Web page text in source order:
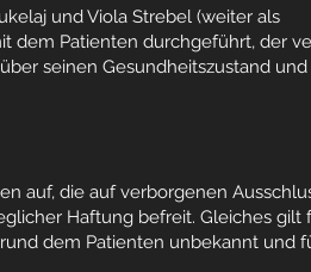
und Viola Strebel (weiter als
dem Patienten durchgeführt, der
seinen Gesundheitszustand
auf, die auf verborgenen
Haftung befreit. Gleiches gilt
dem Patienten unbekannt und